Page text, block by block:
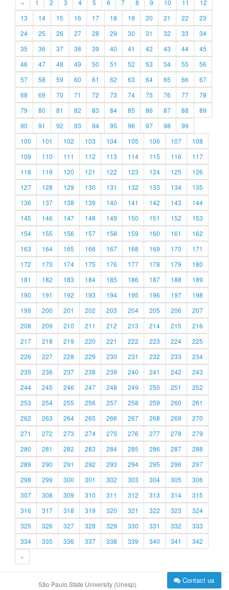
« 1 2 3 4 5 6 7 8 9 10 11
12
13
14 15 16 17 18 19 20 21 22
23
24
25 26 27 28 29 30 31 32 33
34
35
36 37 38 39 40 41 42 43 44
45
46
47 48 49 50 51 52 53 54 55
56
57
58 59 60 61 62 63 64 65 66
67
68
69 70 71 72 73 74 75 76 77
78
79
80 81 82 83 84 85 86 87 88
89
90
91 92 93 94 95 96 97 98
99
100
101 102 103 104 105 106 107
108
109
110 111 112 113 114 115 116
117
118
119 120 121 122 123 124 125
126
127
128 129 130 131 132 133 134
135
136
137 138 139 140 141 142 143
144
145
146 147 148 149 150 151 152
153
154
155 156 157 158 159 160 161
162
163
164 165 166 167 168 169 170
171
172
173 174 175 176 177 178 179
180
181
182 183 184 185 186 187 188
189
190
191 192 193 194 195 196 197
198
199
200 201 202 203 204 205 206
207
208
209 210 211 212 213 214 215
216
217
218 219 220 221 222 223 224
225
226
227 228 229 230 231 232 233
234
235
236 237 238 239 240 241 242
243
244
245 246 247 248 249 250 251
252
253
254 255 256 257 258 259 260
261
262
263 264 265 266 267 268 269
270
271
272 273 274 275 276 277 278
279
280
281 282 283 284 285 286 287
288
289
290 291 292 293 294 295 296
297
298
299 300 301 302 303 304 305
306
307
308 309 310 311 312 313 314
315
316
317 318 319 320 321 322 323
324
325
326 327 328 329 330 331 332
333
334
335 336 337 338 339 340 341
342
»
São Paulo State University (Unesp) Contact us